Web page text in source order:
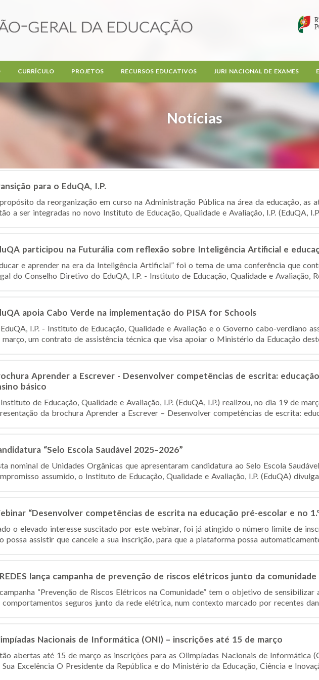
Notícias
CURRÍCULO PROJETOS RECURSOS EDUCATIVOS JURI NACIONAL DE EXAMES
para o EduQA, I.P.
da reorganização em curso na Administração Pública na área da educação, as
a ser integradas no novo Instituto de Educação, Qualidade e Avaliação, I.P. (EduQA,
participou na Futurália com reflexão sobre Inteligência Artificial e
e aprender na era da Inteligência Artificial” foi o tema de uma conferência que
do Conselho Diretivo do EduQA, I.P. - Instituto de Educação, Qualidade e Avaliação,
apoia Cabo Verde na implementação do PISA for Schools
I.P. - Instituto de Educação, Qualidade e Avaliação e o Governo cabo-verdiano
março, um contrato de assistência técnica que visa apoiar o Ministério da Educação
Aprender a Escrever - Desenvolver competências de escrita:
básico
de Educação, Qualidade e Avaliação, I.P. (EduQA, I.P.) realizou, no dia 19 de
da brochura Aprender a Escrever – Desenvolver competências de escrita:
“Selo Escola Saudável 2025–2026”
nominal de Unidades Orgânicas que apresentaram candidatura ao Selo Escola
assumido, o Instituto de Educação, Qualidade e Avaliação, I.P. (EduQA)
“Desenvolver competências de escrita na educação pré-escolar e no
o elevado interesse suscitado por este webinar, foi já atingido o número limite de
possa assistir que cancele a sua inscrição, para que a plataforma possa
lança campanha de prevenção de riscos elétricos junto da comunidade
“Prevenção de Riscos Elétricos na Comunidade” tem o objetivo de sensibilizar
comportamentos seguros junto da rede elétrica, num contexto marcado por recentes
Nacionais de Informática (ONI) – inscrições até 15 de março
abertas até 15 de março as inscrições para as Olimpíadas Nacionais de Informática
Sua Excelência O Presidente da República e do Ministério da Educação, Ciência e